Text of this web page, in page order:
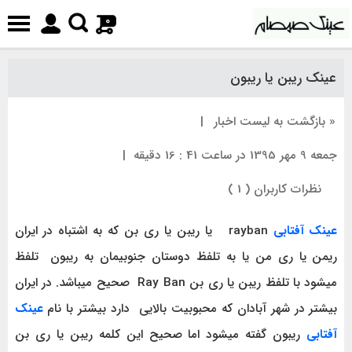
0
عینک ریبن یا ریبون
« بازگشت به لیست اخبار |
جمعه 9 مهر 1395 در ساعت 41 : 16 دقیقه
|
نظرات کاربران ( 1 )
عینک آفتابی
rayban یا ریبن یا ری بن که به اشتباه در ایران
ریمن یا ری من یا به تلفظ دوستان جنوبیمان به ریبون تلفظ
میشود با تلفظ ریبن یا ری بن Ray Ban صحیح میباشد. در ایران
بیشتر در شهر آبادان که محبوبیت بالایی دارد بیشتر با نامعینک
آفتابی ریبون گفته میشود اما صحیح این کلمه ریبن یا ری بن